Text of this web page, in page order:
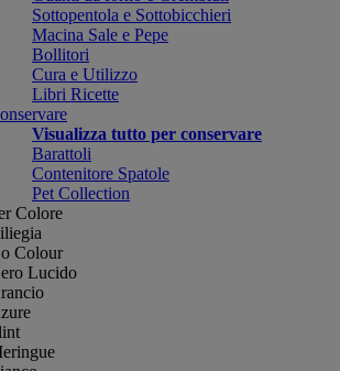
Sottopentola e Sottobicchieri
Macina Sale e Pepe
Bollitori
Cura e Utilizzo
Libri Ricette
Visualizza tutto per conservare
Barattoli
Contenitore Spatole
Pet Collection
Colore
Colour
Lucido